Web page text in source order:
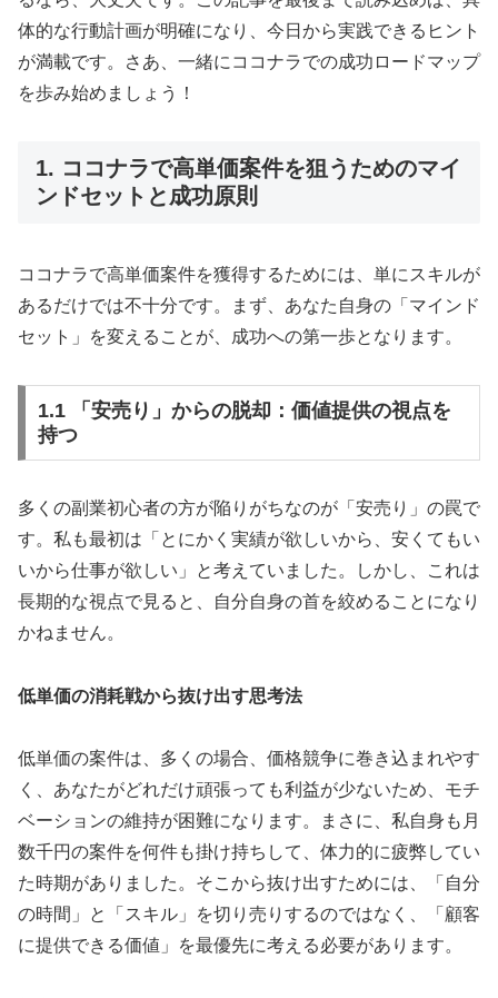
体的な行動計画が明確になり、今日から実践できるヒント
が満載です。さあ、一緒にココナラでの成功ロードマップ
を歩み始めましょう！
1. ココナラで高単価案件を狙うためのマイ
ンドセットと成功原則
ココナラで高単価案件を獲得するためには、単にスキルが
あるだけでは不十分です。まず、あなた自身の「マインド
セット」を変えることが、成功への第一歩となります。
1.1 「安売り」からの脱却：価値提供の視点を
持つ
多くの副業初心者の方が陥りがちなのが「安売り」の罠で
す。私も最初は「とにかく実績が欲しいから、安くてもい
いから仕事が欲しい」と考えていました。しかし、これは
長期的な視点で見ると、自分自身の首を絞めることになり
かねません。
低単価の消耗戦から抜け出す思考法
低単価の案件は、多くの場合、価格競争に巻き込まれやす
く、あなたがどれだけ頑張っても利益が少ないため、モチ
ベーションの維持が困難になります。まさに、私自身も月
数千円の案件を何件も掛け持ちして、体力的に疲弊してい
た時期がありました。そこから抜け出すためには、「自分
の時間」と「スキル」を切り売りするのではなく、「顧客
に提供できる価値」を最優先に考える必要があります。